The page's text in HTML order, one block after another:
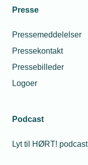
Presse
Pressemeddelelser
Pressekontakt
Pressebilleder
Logoer
Podcast
Lyt til HØRT! podcast